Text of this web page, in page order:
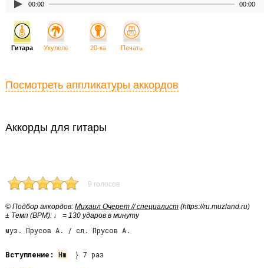
00:00 00:00
Аккорды для гитары
9 голосов
© Подбор аккордов: Михаил Очерет // специалист (https://ru.muzland.ru)
± Темп (BPM): ♩ = 130 ударов в минуту
муз. Прусов А. / сл. Прусов А.
Вступление: Hm
  } 7 раз
Гитара Укулеле 20-ка Печать
Посмотреть аппликатуры аккордов